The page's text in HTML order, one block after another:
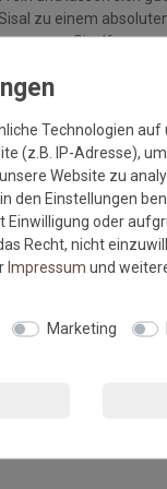
zu einem
sorgen Sisalfasern
der Schnittkanten
Technologien
(z.B. IP-Adresse),
Website zu
den Einstellungen
Einwilligung oder
Recht, nicht
Impressum und
Marketing